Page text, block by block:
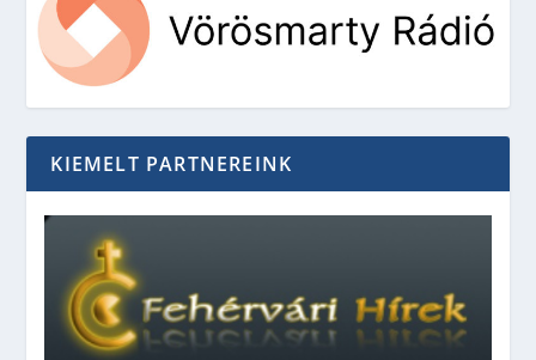
KIEMELT PARTNEREINK